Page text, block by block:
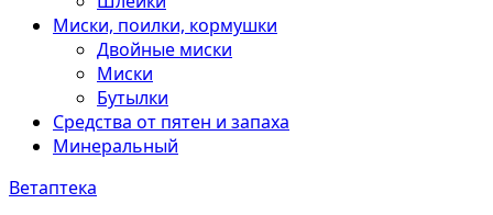
Миски, поилки, кормушки
Двойные миски
Миски
Бутылки
Средства от пятен и запаха
Минеральный
Ветаптека